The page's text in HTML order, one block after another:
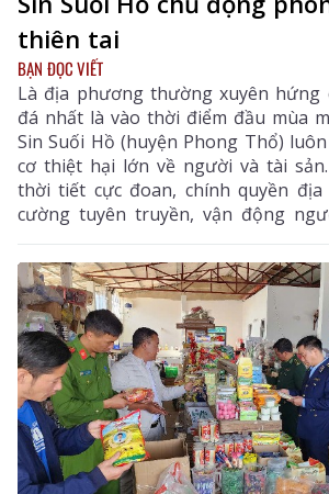
thiên tai
BẠN ĐỌC VIẾT
Là địa phương thường xuyên hứng
đá nhất là vào thời điểm đầu mùa
Sin Suối Hồ (huyện Phong Thổ)
cơ thiệt hại lớn về người và tài
thời tiết cực đoan, chính quyền
cường tuyên truyền, vận động
gia cố nhà cửa, chuồng trại, di dời
hiểm nhằm hạn chế tối đa thiệt hại